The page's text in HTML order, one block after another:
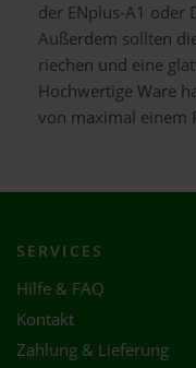
der ENplus-A1 oder
Außerdem sollten
riechen und eine
Hochwertige Ware
von maximal einem
SERVICES
Hilfe & FAQ
Kontakt
Zahlung & Lieferung